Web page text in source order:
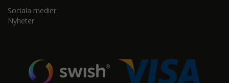
Sociala medier
Nyheter